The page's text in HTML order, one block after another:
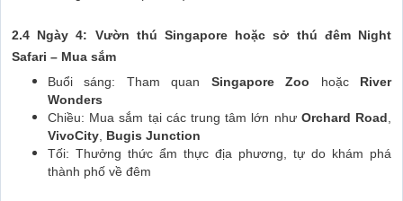
2.4 Ngày 4: Vườn thú Singapore hoặc sở thú đêm Night
Safari – Mua sắm
Buổi sáng: Tham quan Singapore Zoo hoặc River
Wonders
Chiều: Mua sắm tại các trung tâm lớn như Orchard Road,
VivoCity, Bugis Junction
Tối: Thưởng thức ẩm thực địa phương, tự do khám phá
thành phố về đêm